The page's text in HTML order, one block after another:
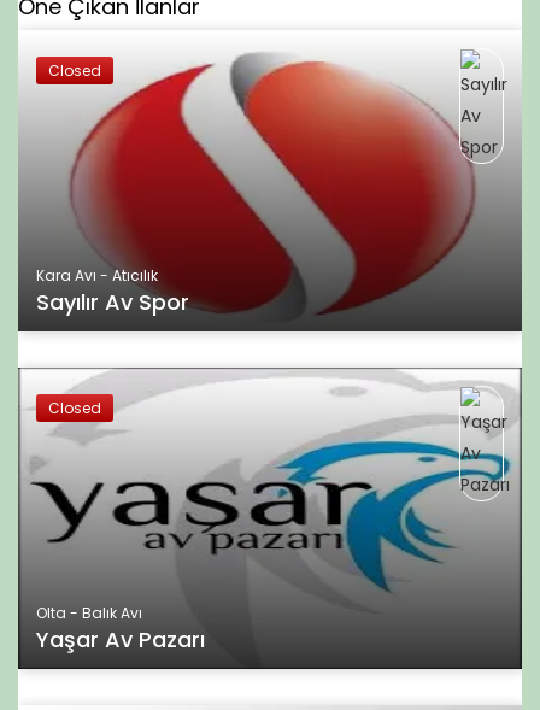
Öne Çıkan İlanlar
Closed
Kara Avı - Atıcılık
Sayılır Av Spor
Closed
Olta - Balık Avı
Yaşar Av Pazarı